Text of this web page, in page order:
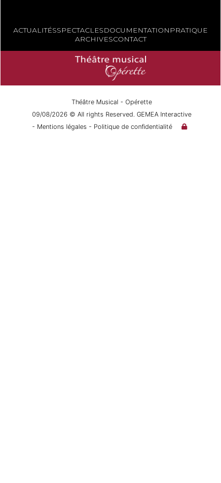
ACTUALITÉSSPECTACLESDOCUMENTATION PRATIQUE
ARCHIVESCONTACT
Théâtre Musical - Opérette
09/08/2026 © All rights Reserved. GEMEA Interactive
- Mentions légales - Politique de confidentialité